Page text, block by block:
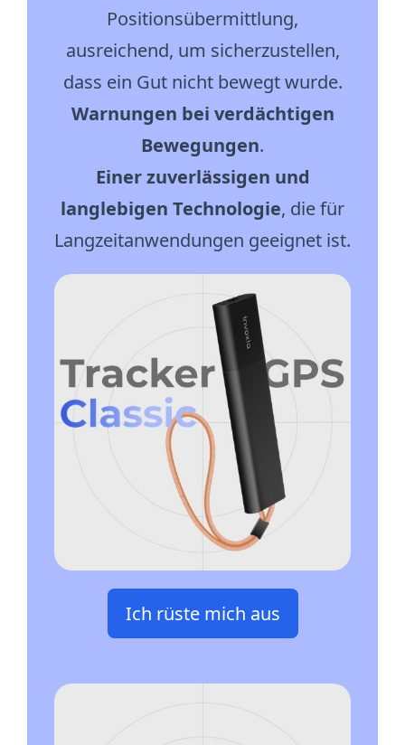
Positionsübermittlung,
ausreichend, um sicherzustellen,
dass ein Gut nicht bewegt wurde.
Warnungen bei verdächtigen
Bewegungen.
Einer zuverlässigen und
langlebigen Technologie, die für
Langzeitanwendungen geeignet ist.
Ich rüste mich aus